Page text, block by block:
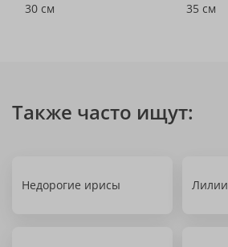
30 см
35 см
Также часто ищут:
Недорогие ирисы Лилии